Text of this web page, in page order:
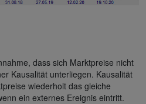
dass sich Marktpreise nicht
Kausalität unterliegen. Kausalität
wiederholt das gleiche
ein externes Ereignis eintritt.